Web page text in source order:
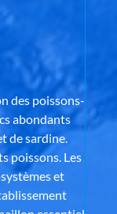
des poissons-
abondants
de sardine.
poissons. Les
et